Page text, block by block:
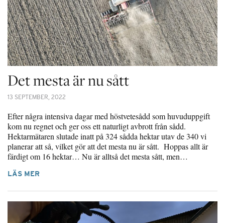
Det mesta är nu sått
13 SEPTEMBER, 2022
Efter några intensiva dagar med höstvetesådd som huvuduppgift
kom nu regnet och ger oss ett naturligt avbrott från sådd.
Hektarmätaren slutade inatt på 324 sådda hektar utav de 340 vi
planerar att så, vilket gör att det mesta nu är sått. Hoppas allt är
färdigt om 16 hektar… Nu är alltså det mesta sått, men…
LÄS MER